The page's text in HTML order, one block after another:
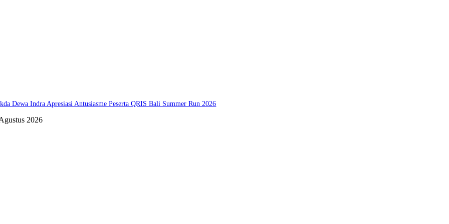
Dewa Indra Apresiasi Antusiasme Peserta QRIS Bali Summer Run 2026
2026